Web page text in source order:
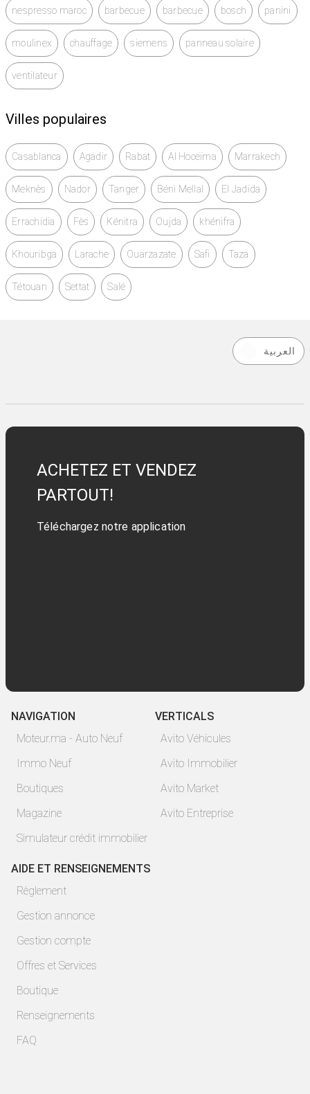
nespresso maroc barbecue barbecue bosch panini
moulinex chauffage siemens panneau solaire
ventilateur
Villes populaires
Casablanca Agadir Rabat Al Hoceïma Marrakech
Meknès Nador Tanger Béni Mellal El Jadida
Errachidia Fès Kénitra Oujda khénifra
Khouribga Larache Ouarzazate Safi Taza
Tétouan Settat Salé
العربية
ACHETEZ ET VENDEZ
PARTOUT!
Téléchargez notre application
NAVIGATION
Moteur.ma - Auto Neuf
Immo Neuf
Boutiques
Magazine
Simulateur crédit immobilier
VERTICALS
Avito Véhicules
Avito Immobilier
Avito Market
Avito Entreprise
AIDE ET RENSEIGNEMENTS
Règlement
Gestion annonce
Gestion compte
Offres et Services
Boutique
Renseignements
FAQ